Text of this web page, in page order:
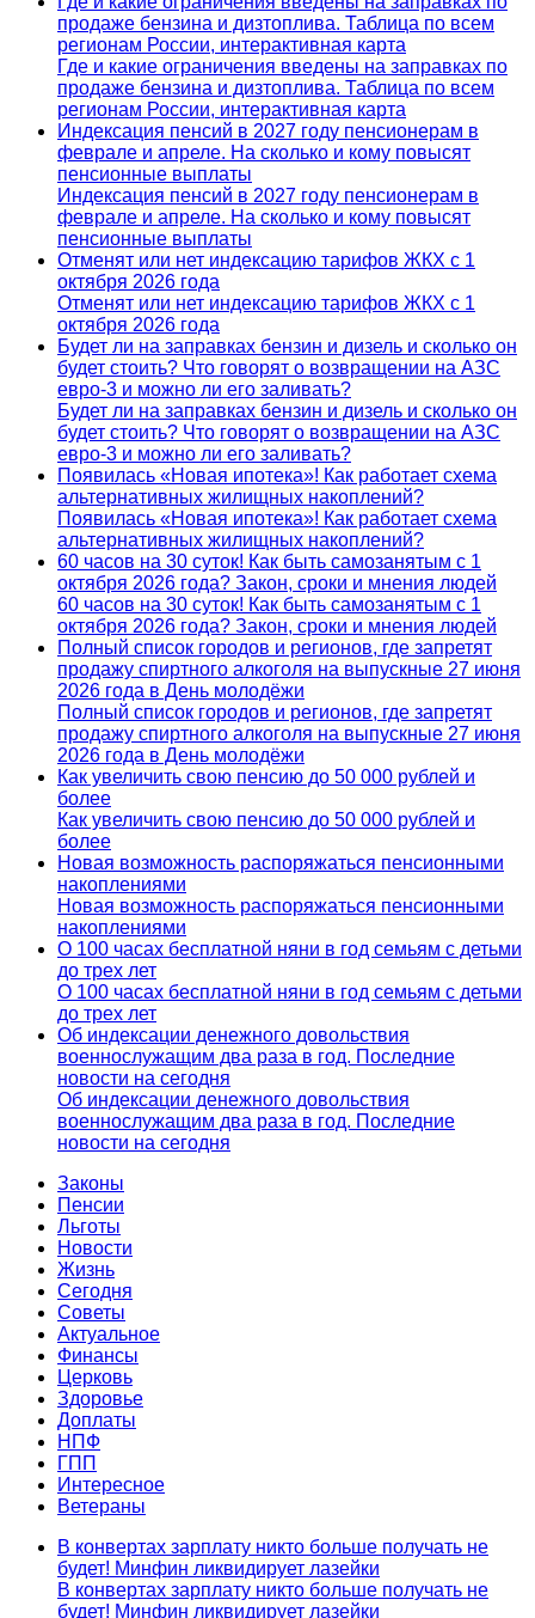
продаже бензина и дизтоплива. Таблица по всем
регионам России, интерактивная карта
Где и какие ограничения введены на заправках по
продаже бензина и дизтоплива. Таблица по всем
регионам России, интерактивная карта
Индексация пенсий в 2027 году пенсионерам в
феврале и апреле. На сколько и кому повысят
пенсионные выплаты
Индексация пенсий в 2027 году пенсионерам в
феврале и апреле. На сколько и кому повысят
пенсионные выплаты
Отменят или нет индексацию тарифов ЖКХ с 1
октября 2026 года
Отменят или нет индексацию тарифов ЖКХ с 1
октября 2026 года
Будет ли на заправках бензин и дизель и сколько он
будет стоить? Что говорят о возвращении на АЗС
евро-3 и можно ли его заливать?
Будет ли на заправках бензин и дизель и сколько он
будет стоить? Что говорят о возвращении на АЗС
евро-3 и можно ли его заливать?
Появилась «Новая ипотека»! Как работает схема
альтернативных жилищных накоплений?
Появилась «Новая ипотека»! Как работает схема
альтернативных жилищных накоплений?
60 часов на 30 суток! Как быть самозанятым с 1
октября 2026 года? Закон, сроки и мнения людей
60 часов на 30 суток! Как быть самозанятым с 1
октября 2026 года? Закон, сроки и мнения людей
Полный список городов и регионов, где запретят
продажу спиртного алкоголя на выпускные 27 июня
2026 года в День молодёжи
Полный список городов и регионов, где запретят
продажу спиртного алкоголя на выпускные 27 июня
2026 года в День молодёжи
Как увеличить свою пенсию до 50 000 рублей и
более
Как увеличить свою пенсию до 50 000 рублей и
более
Новая возможность распоряжаться пенсионными
накоплениями
Новая возможность распоряжаться пенсионными
накоплениями
О 100 часах бесплатной няни в год семьям с детьми
до трех лет
О 100 часах бесплатной няни в год семьям с детьми
до трех лет
Об индексации денежного довольствия
военнослужащим два раза в год. Последние
новости на сегодня
Об индексации денежного довольствия
военнослужащим два раза в год. Последние
новости на сегодня
Законы
Пенсии
Льготы
Новости
Жизнь
Сегодня
Советы
Актуальное
Финансы
Церковь
Здоровье
Доплаты
НПФ
ГПП
Интересное
Ветераны
В конвертах зарплату никто больше получать не
будет! Минфин ликвидирует лазейки
В конвертах зарплату никто больше получать не
будет! Минфин ликвидирует лазейки